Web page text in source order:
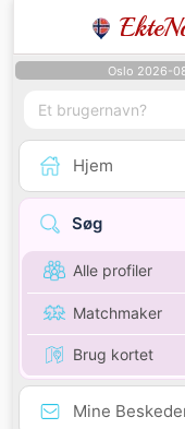
Oslo 2026-
Hjem
Søg
Alle profiler
Matchmaker
Brug kortet
Mine